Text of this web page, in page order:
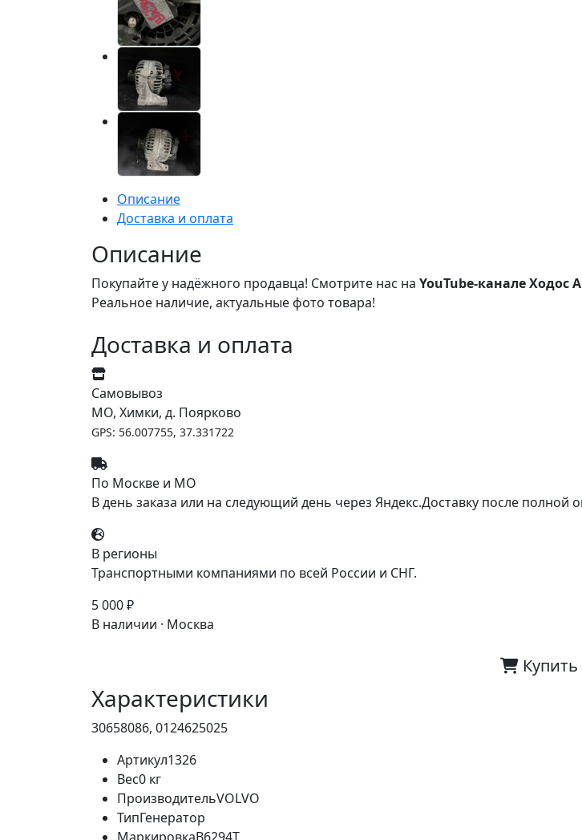
Описание
Доставка и оплата
Описание
Покупайте у надёжного продавца! Смотрите нас на YouTube-канале Ходос
Реальное наличие, актуальные фото товара!
Доставка и оплата
Самовывоз
МО, Химки, д. Поярково
GPS: 56.007755, 37.331722
По Москве и МО
В день заказа или на следующий день через Яндекс.Доставку после полной
В регионы
Транспортными компаниями по всей России и СНГ.
5 000 ₽
В наличии · Москва
Купить
Характеристики
30658086, 0124625025
Артикул1326
Вес0 кг
ПроизводительVOLVO
ТипГенератор